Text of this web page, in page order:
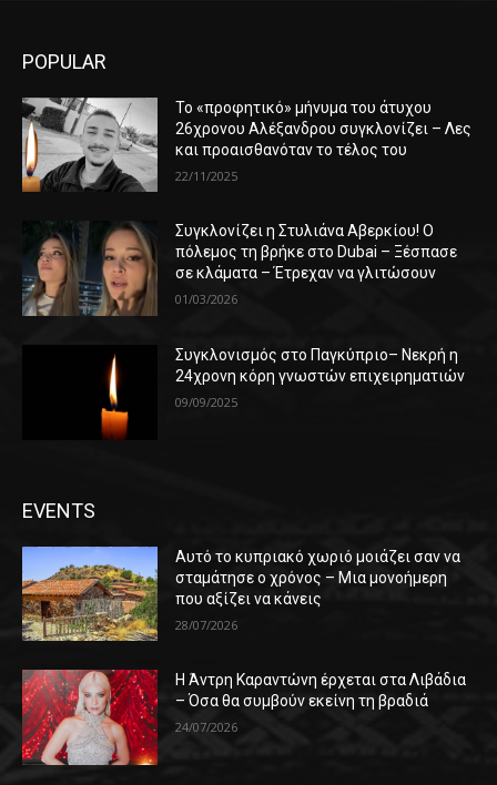
POPULAR
Το «προφητικό» μήνυμα του άτυχου
26χρονου Αλέξανδρου συγκλονίζει – Λες
και προαισθανόταν το τέλος του
22/11/2025
Συγκλονίζει η Στυλιάνα Αβερκίου! Ο
πόλεμος τη βρήκε στο Dubai – Ξέσπασε
σε κλάματα – Έτρεχαν να γλιτώσουν
01/03/2026
Συγκλονισμός στο Παγκύπριο– Νεκρή η
24χρονη κόρη γνωστών επιχειρηματιών
09/09/2025
EVENTS
Αυτό το κυπριακό χωριό μοιάζει σαν να
σταμάτησε ο χρόνος – Μια μονοήμερη
που αξίζει να κάνεις
28/07/2026
Η Άντρη Καραντώνη έρχεται στα Λιβάδια
– Όσα θα συμβούν εκείνη τη βραδιά
24/07/2026